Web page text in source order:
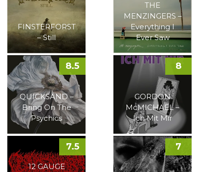
FINSTERFORST
– Still
THE
MENZINGERS –
Everything I
Ever Saw
QUICKSAND –
Bring On The
Psychics
8.5
GORDON
McMICHAEL –
Ich Mit Mir
8
12 GAUGE
7.5 7